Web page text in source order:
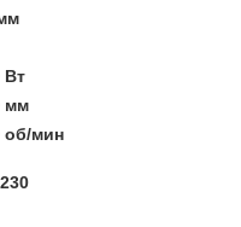
Вт
мм
об/мин